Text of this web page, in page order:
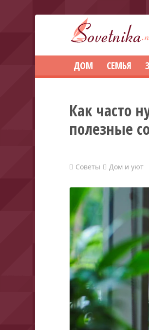
ДОМ СЕМЬЯ
Как часто
полезные
Советы Дом и уют